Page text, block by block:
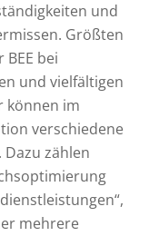
und
Größten
bei
und vielfältigen
können im
verschiedene
zählen
mehrere